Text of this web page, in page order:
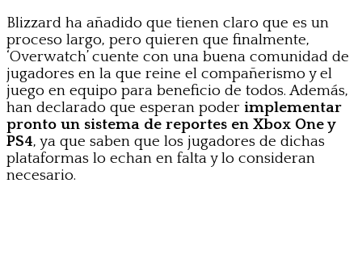
Blizzard ha añadido que tienen claro que es un
proceso largo, pero quieren que finalmente,
‘Overwatch’ cuente con una buena comunidad de
jugadores en la que reine el compañerismo y el
juego en equipo para beneficio de todos. Además,
han declarado que esperan poder implementar
pronto un sistema de reportes en Xbox One y
PS4, ya que saben que los jugadores de dichas
plataformas lo echan en falta y lo consideran
necesario.